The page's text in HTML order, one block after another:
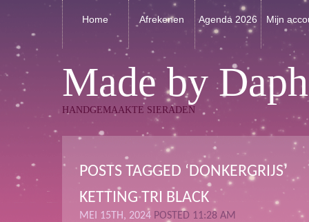
Home Afrekenen Agenda 2026 Mijn
Made by
HANDGEMAAKTE SIERADEN
POSTS TAGGED ‘DONKERGRIJS’
KETTING TRI BLACK
MEI 15TH, 2024 POSTED 11:28 AM